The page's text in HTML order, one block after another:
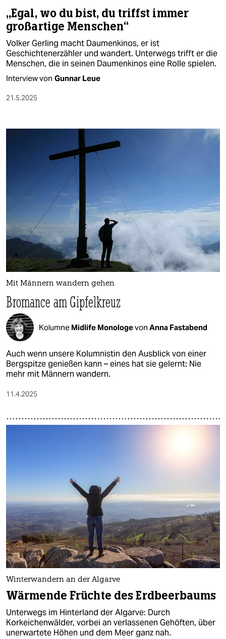
„Egal, wo du bist, du triffst immer
großartige Menschen“
Volker Gerling macht Daumenkinos, er ist
Geschichtenerzähler und wandert. Unterwegs trifft er die
Menschen, die in seinen Daumenkinos eine Rolle spielen.
Interview von Gunnar Leue
21.5.2025
Mit Männern wandern gehen
Bromance am Gipfelkreuz
Kolumne Midlife Monologevon Anna Fastabend
Auch wenn unsere Kolumnistin den Ausblick von einer
Bergspitze genießen kann – eines hat sie gelernt: Nie
mehr mit Männern wandern.
11.4.2025
Winterwandern an der Algarve
Wärmende Früchte des Erdbeerbaums
Unterwegs im Hinterland der Algarve: Durch
Korkeichenwälder, vorbei an verlassenen Gehöften, über
unerwartete Höhen und dem Meer ganz nah.